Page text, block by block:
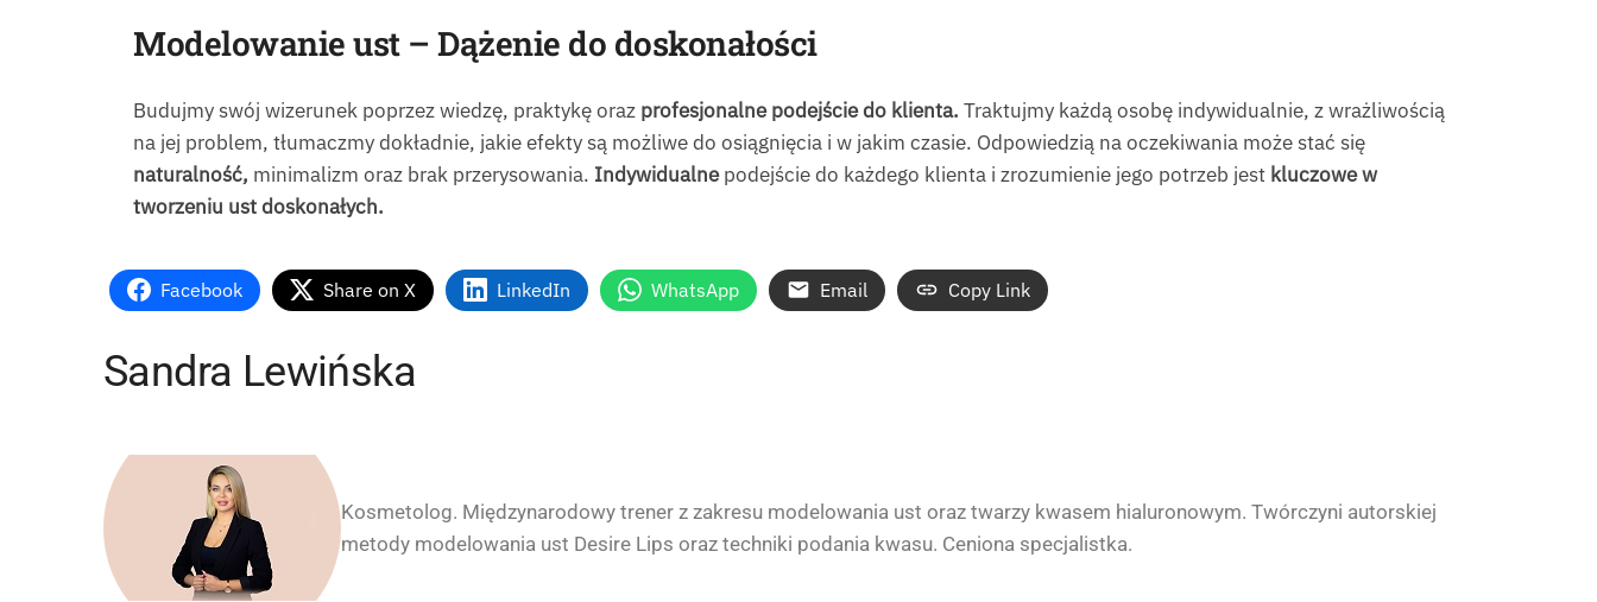
Modelowanie ust – Dążenie do doskonałości
Budujmy swój wizerunek poprzez wiedzę, praktykę oraz profesjonalne podejście do klienta. Traktujmy każdą osobę indywidualnie, z wrażliwością
na jej problem, tłumaczmy dokładnie, jakie efekty są możliwe do osiągnięcia i w jakim czasie. Odpowiedzią na oczekiwania może stać się
naturalność, minimalizm oraz brak przerysowania. Indywidualnepodejście do każdego klienta i zrozumienie jego potrzeb jest kluczowe w
tworzeniu ust doskonałych.
Facebook Share on X LinkedIn WhatsApp Email Copy Link
Sandra Lewińska
Kosmetolog. Międzynarodowy trener z zakresu modelowania ust oraz twarzy kwasem hialuronowym. Twórczyni autorskiej
metody modelowania ust Desire Lips oraz techniki podania kwasu. Ceniona specjalistka.